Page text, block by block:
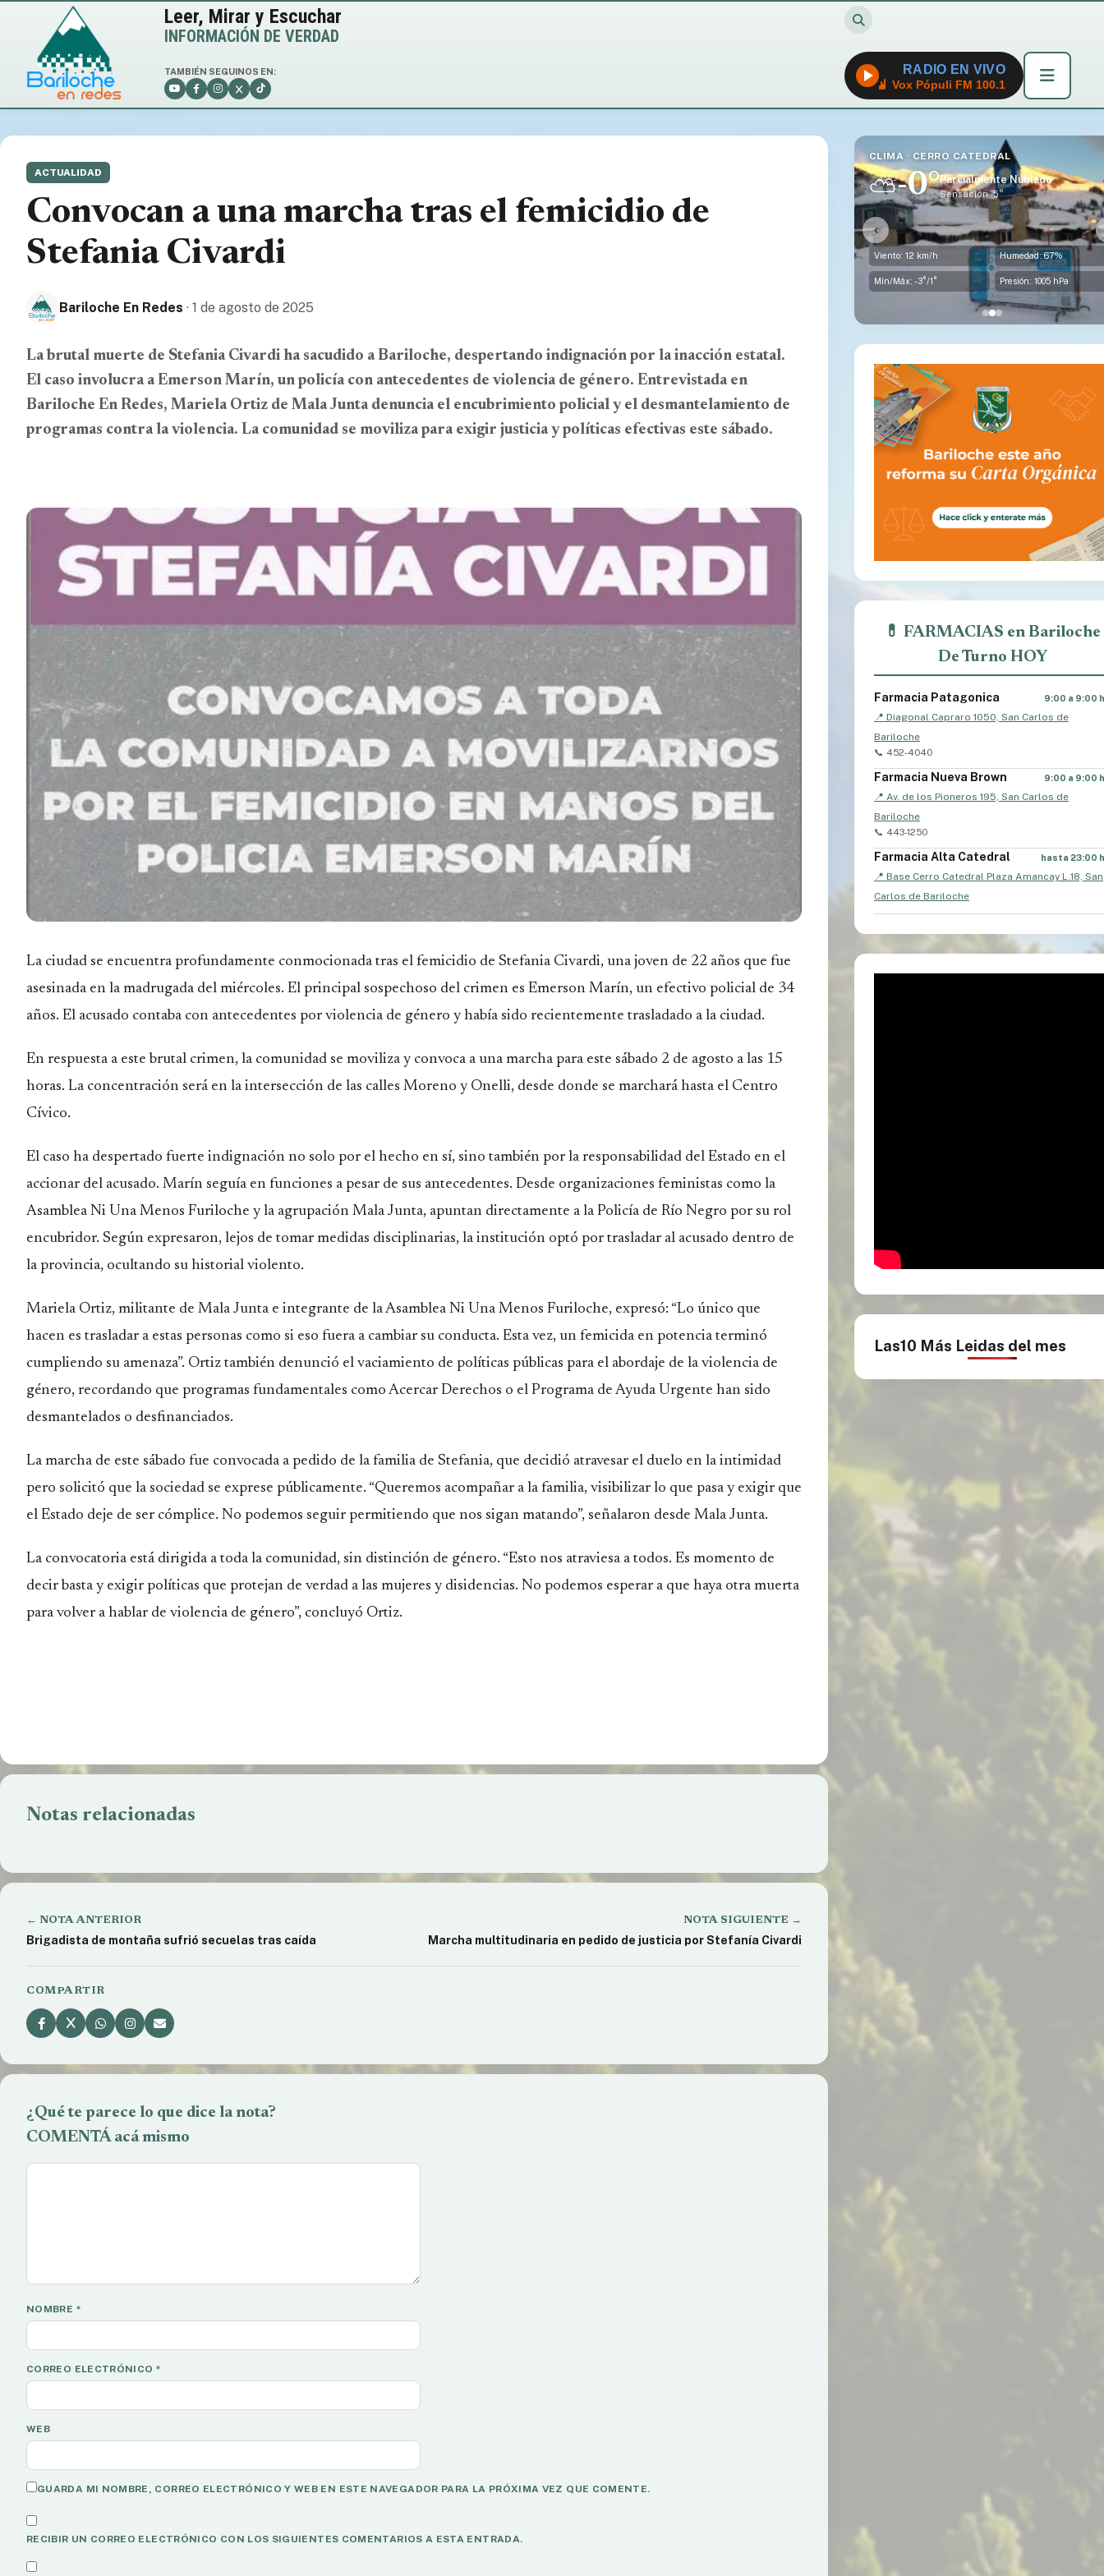
Leer, Mirar y Escuchar
INFORMACIÓN DE VERDAD
TAMBIÉN SEGUINOS EN: RADIO EN VIVO
Vox Pópuli FM 100.1
ACTUALIDAD
Convocan a una marcha tras el femicidio de
Stefania Civardi
Bariloche En Redes · 1 de agosto de 2025
La brutal muerte de Stefania Civardi ha sacudido a Bariloche, despertando indignación por la inacción estatal.
El caso involucra a Emerson Marín, un policía con antecedentes de violencia de género. Entrevistada en
Bariloche En Redes, Mariela Ortiz de Mala Junta denuncia el encubrimiento policial y el desmantelamiento de
programas contra la violencia. La comunidad se moviliza para exigir justicia y políticas efectivas este sábado.
La ciudad se encuentra profundamente conmocionada tras el femicidio de Stefania Civardi, una joven de 22 años que fue
asesinada en la madrugada del miércoles. El principal sospechoso del crimen es Emerson Marín, un efectivo policial de 34
años. El acusado contaba con antecedentes por violencia de género y había sido recientemente trasladado a la ciudad.
En respuesta a este brutal crimen, la comunidad se moviliza y convoca a una marcha para este sábado 2 de agosto a las 15
horas. La concentración será en la intersección de las calles Moreno y Onelli, desde donde se marchará hasta el Centro
Cívico.
El caso ha despertado fuerte indignación no solo por el hecho en sí, sino también por la responsabilidad del Estado en el
accionar del acusado. Marín seguía en funciones a pesar de sus antecedentes. Desde organizaciones feministas como la
Asamblea Ni Una Menos Furiloche y la agrupación Mala Junta, apuntan directamente a la Policía de Río Negro por su rol
encubridor. Según expresaron, lejos de tomar medidas disciplinarias, la institución optó por trasladar al acusado dentro de
la provincia, ocultando su historial violento.
Mariela Ortiz, militante de Mala Junta e integrante de la Asamblea Ni Una Menos Furiloche, expresó: “Lo único que
hacen es trasladar a estas personas como si eso fuera a cambiar su conducta. Esta vez, un femicida en potencia terminó
cumpliendo su amenaza”. Ortiz también denunció el vaciamiento de políticas públicas para el abordaje de la violencia de
género, recordando que programas fundamentales como Acercar Derechos o el Programa de Ayuda Urgente han sido
desmantelados o desfinanciados.
La marcha de este sábado fue convocada a pedido de la familia de Stefania, que decidió atravesar el duelo en la intimidad
pero solicitó que la sociedad se exprese públicamente. “Queremos acompañar a la familia, visibilizar lo que pasa y exigir que
el Estado deje de ser cómplice. No podemos seguir permitiendo que nos sigan matando”, señalaron desde Mala Junta.
La convocatoria está dirigida a toda la comunidad, sin distinción de género. “Esto nos atraviesa a todos. Es momento de
decir basta y exigir políticas que protejan de verdad a las mujeres y disidencias. No podemos esperar a que haya otra muerta
para volver a hablar de violencia de género”, concluyó Ortiz.
Notas relacionadas
Crisis en el INTA Bariloche: recortes del
← NOTA ANTERIOR
Brigadista de montaña sufrió secuelas tras caída
NOTA SIGUIENTE →
Marcha multitudinaria en pedido de justicia por Stefanía Civardi
COMPARTIR
¿Qué te parece lo que dice la nota?
COMENTÁ acá mismo
NOMBRE *
CORREO ELECTRÓNICO *
WEB
GUARDA MI NOMBRE, CORREO ELECTRÓNICO Y WEB EN ESTE NAVEGADOR PARA LA PRÓXIMA VEZ QUE COMENTE.
RECIBIR UN CORREO ELECTRÓNICO CON LOS SIGUIENTES COMENTARIOS A ESTA ENTRADA.
CLIMA · DINA HUAPI
⛅2°Parcialmente Nublado
Sensación -5°
Viento: 26 km/h Humedad:
Mín/Máx: -1°/3° Presión: 1004
‹
💊 FARMACIAS en Bariloche
De Turno HOY
Farmacia Patagonica 9:00 a 9:00
📍 Diagonal Capraro 1050, San Carlos de
Bariloche
📞 452-4040
Farmacia Nueva Brown 9:00 a 9:00
📍 Av. de los Pioneros 195, San Carlos de
Bariloche
📞 443-1250
Farmacia Alta Catedral hasta 23:00
📍 Base Cerro Catedral Plaza Amancay L.18, San
Carlos de Bariloche
Las10 Más Leidas del mes